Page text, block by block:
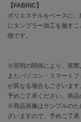
EIMY ISTOIRE
エイミー イストワール
emmi atelier
エミ アトリエ
emmi yoga
エミヨガ
【FABRIC】
ポリエステルをベースに
にタンブラー加工を施す
徴です。
※照明の関係により、実際
またパソコン・スマート
が異なる場合もございます
予めご了承ください。商品
※商品画像はサンプルの
ざいますので、予めご了承